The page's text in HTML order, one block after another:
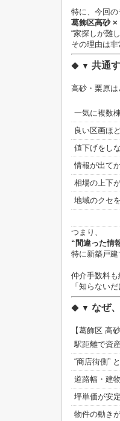
特に、今回
葛飾区高砂 ×
“家探しが難
その理由は非
◆ ▼ 共通
高砂・栗原は
一気に複数
良い区画ほ
値下げをし
情報が出て
相場の上下
地域のクセ
つまり、
“間違った情
特に新築戸建
仲介手数料も
「知らない
◆ ▼ なぜ
【葛飾区 高砂
駅距離で資
“商店街側”
道路幅・建
坪単価が安
物件の動き